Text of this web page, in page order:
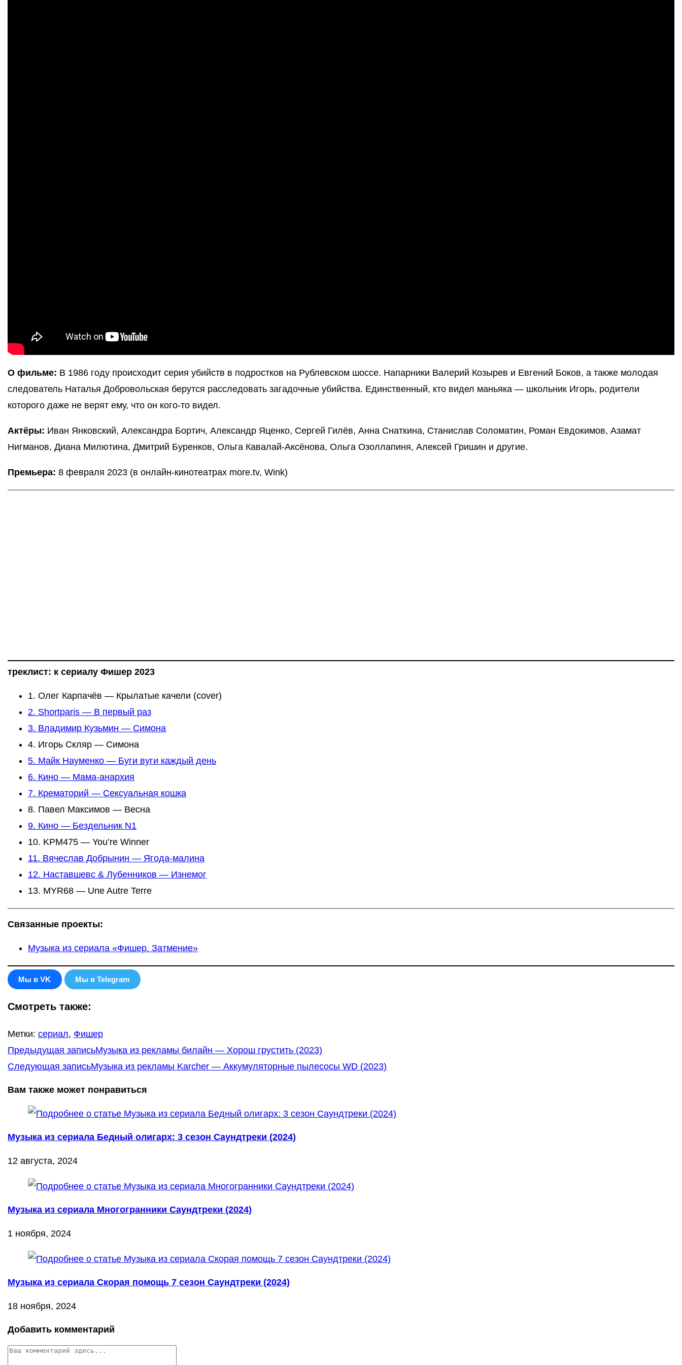
О фильме: В 1986 году происходит серия убийств в подростков на Рублевском шоссе. Напарники Валерий Козырев и Евгений Боков, а также молодая
следователь Наталья Добровольская берутся расследовать загадочные убийства. Единственный, кто видел маньяка — школьник Игорь, родители
которого даже не верят ему, что он кого-то видел.
Актёры: Иван Янковский, Александра Бортич, Александр Яценко, Сергей Гилёв, Анна Снаткина, Станислав Соломатин, Роман Евдокимов, Азамат
Нигманов, Диана Милютина, Дмитрий Буренков, Ольга Кавалай-Аксёнова, Ольга Озоллапиня, Алексей Гришин и другие.
Премьера: 8 февраля 2023 (в онлайн-кинотеатрах more.tv, Wink)
треклист: к сериалу Фишер 2023
1. Олег Карпачёв — Крылатые качели (cover)
2. Shortparis — В первый раз
3. Владимир Кузьмин — Симона
4. Игорь Скляр — Симона
5. Майк Науменко — Буги вуги каждый день
6. Кино — Мама-анархия
7. Крематорий — Сексуальная кошка
8. Павел Максимов — Весна
9. Кино — Бездельник N1
10. KPM475 — You’re Winner
11. Вячеслав Добрынин — Ягода-малина
12. Наставшевс & Лубенников — Изнемог
13. MYR68 — Une Autre Terre
Связанные проекты:
Музыка из сериала «Фишер. Затмение»
Мы в VK Мы в Telegram
Смотреть также:
Метки: сериал, Фишер
Еще
статьи
Предыдущая записьМузыка из рекламы билайн — Хорош грустить (2023)
Следующая записьМузыка из рекламы Karcher — Аккумуляторные пылесосы WD (2023)
Вам также может понравиться
Музыка из сериала Бедный олигарх: 3 сезон Саундтреки (2024)
12 августа, 2024
Музыка из сериала Многогранники Саундтреки (2024)
1 ноября, 2024
Музыка из сериала Скорая помощь 7 сезон Саундтреки (2024)
18 ноября, 2024
Добавить комментарий
Комментарий